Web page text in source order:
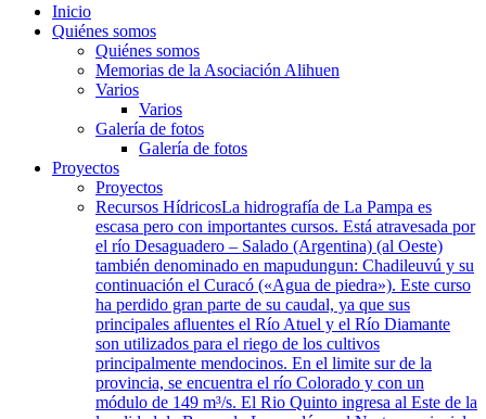
Inicio
Quiénes somos
Quiénes somos
Memorias de la Asociación Alihuen
Varios
Varios
Galería de fotos
Galería de fotos
Proyectos
Proyectos
Recursos HídricosLa hidrografía de La Pampa es
escasa pero con importantes cursos. Está atravesada por
el río Desaguadero – Salado (Argentina) (al Oeste)
también denominado en mapudungun: Chadileuvú y su
continuación el Curacó («Agua de piedra»). Este curso
ha perdido gran parte de su caudal, ya que sus
principales afluentes el Río Atuel y el Río Diamante
son utilizados para el riego de los cultivos
principalmente mendocinos. En el limite sur de la
provincia, se encuentra el río Colorado y con un
módulo de 149 m³/s. El Rio Quinto ingresa al Este de la